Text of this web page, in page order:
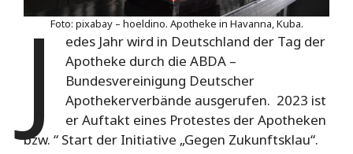
Foto: pixabay – hoeldino. Apotheke in Havanna, Kuba.
J
edes Jahr wird in Deutschland der Tag der
Apotheke durch die ABDA –
Bundesvereinigung Deutscher
Apothekerverbände ausgerufen. 2023 ist
er Auftakt eines Protestes der Apotheken
bzw. “ Start der Initiative „Gegen Zukunftsklau“.